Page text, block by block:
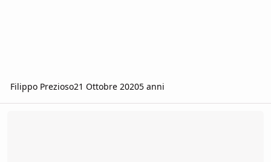
Filippo Prezioso21 Ottobre 20205 anni